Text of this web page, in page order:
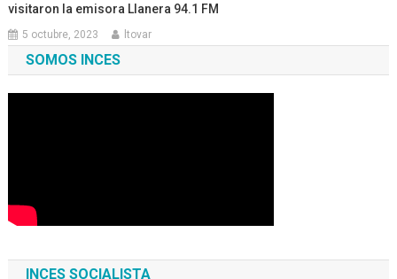
visitaron la emisora Llanera 94.1 FM
5 octubre, 2023 ltovar
SOMOS INCES
INCES SOCIALISTA